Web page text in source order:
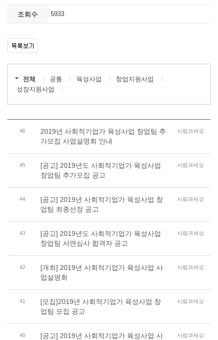
조회수 5933
전체 공통 육성사업
창업지원사업
성장지원사업
46
2019년 사회적기업가 육성사업 창업팀 추
가모집 사업설명회 안내
사람과세상
45
[공고] 2019년도 사회적기업가 육성사업
창업팀 추가모집 공고
사람과세상
44
[공고] 2019년 사회적기업가 육성사업 창
업팀 최종선정 공고
사람과세상
43
[공고] 2019년도 사회적기업가 육성사업
창업팀 서면심사 합격자 공고
사람과세상
42
[개최] 2019년 사회적기업가 육성사업 사
업설명회
사람과세상
41
[모집]2019년 사회적기업가 육성사업 창
업팀 모집 공고
사람과세상
40
[공고] 2019년 사회적기업가 육성사업 사
사람과세상